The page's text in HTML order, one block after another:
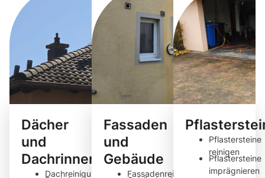
Dächer
und
Dachrinnen
Dachreinigung
Fassaden
und
Gebäude
Fassadenreinigung
Pflastersteine
reinigen
Pflastersteine
imprägnieren